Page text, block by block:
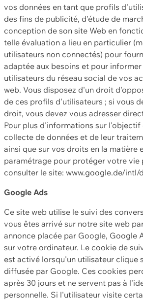
vos données en tant que profils
des fins de publicité, d'étude de
conception de son site Web en
telle évaluation a lieu en particulier
utilisateurs non connectés) pour
adaptée aux besoins et pour informer
utilisateurs du réseau social de vos
web. Vous disposez d'un droit
de ces profils d'utilisateurs ; si vous
droit, vous devez vous adresser
Pour plus d'informations sur l'objectif
collecte de données et de leur
ainsi que sur vos droits en la matière
paramétrage pour protéger votre vie
consulter le site: www.google.de/
Google Ads
Ce site web utilise le suivi des
vous êtes arrivé sur notre site web
annonce placée par Google, Google
sur votre ordinateur. Le cookie de
est activé lorsqu'un utilisateur clique
diffusée par Google. Ces cookies
après 30 jours et ne servent pas à
personnelle. Si l'utilisateur visite